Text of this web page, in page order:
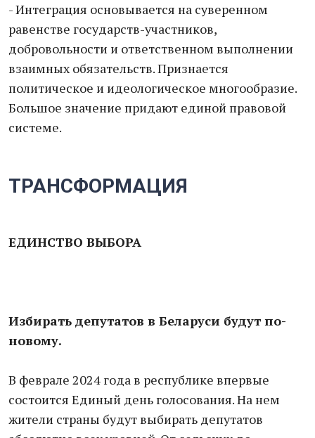
- Интеграция основывается на суверенном
равенстве государств-участников,
добровольности и ответственном выполнении
взаимных обязательств. Признается
политическое и идеологическое многообразие.
Большое значение придают единой правовой
системе.
ТРАНСФОРМАЦИЯ
ЕДИНСТВО ВЫБОРА
Избирать депутатов в Беларуси будут по-
новому.
В феврале 2024 года в республике впервые
состоится Единый день голосования. На нем
жители страны будут выбирать депутатов